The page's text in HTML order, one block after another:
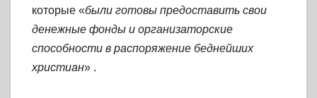
которые «были готовы предоставить свои
денежные фонды и организаторские
способности в распоряжение беднейших
христиан» .